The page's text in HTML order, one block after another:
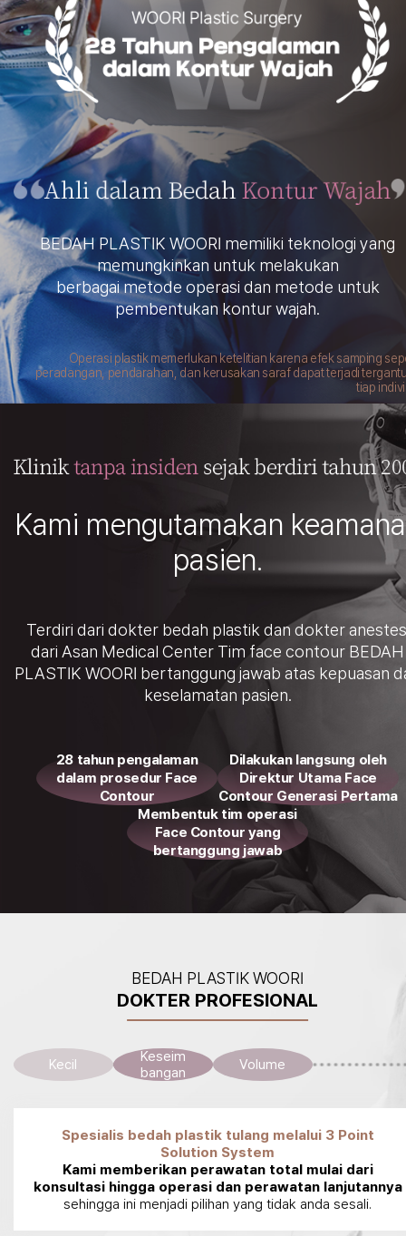
BEDAH PLASTIK WOORI memiliki teknologi yang
memungkinkan untuk melakukan
berbagai metode operasi dan metode untuk
pembentukan kontur wajah.
Operasi plastik memerlukan ketelitian karena efek samping
peradangan, pendarahan, dan kerusakan saraf dapat terjadi
tiap
Kami mengutamakan
pasien.
Terdiri dari dokter bedah plastik dan dokter
dari Asan Medical Center Tim face contour BEDAH
PLASTIK WOORI bertanggung jawab atas kepuasan
keselamatan pasien.
28 tahun pengalaman
dalam prosedur Face
Contour
Dilakukan langsung oleh
Direktur Utama Face
Contour Generasi Pertama
Membentuk tim operasi
Face Contour yang
bertanggung jawab
BEDAH PLASTIK WOORI
DOKTER PROFESIONAL
Kecil
Keseim
bangan
Volume
Spesialis bedah plastik tulang melalui 3 Point
Solution System
Kami memberikan perawatan total mulai dari
konsultasi hingga operasi dan perawatan lanjutannya
sehingga ini menjadi pilihan yang tidak anda sesali.